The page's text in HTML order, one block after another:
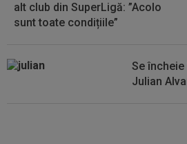
alt club din SuperLigă: ”Acolo
sunt toate condițiile”
Se
Julian